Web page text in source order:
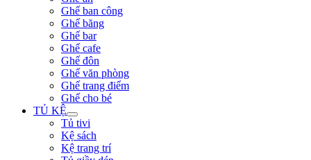
Ghế ban công
Ghế băng
Ghế bar
Ghế cafe
Ghế đôn
Ghế văn phòng
Ghế trang điểm
Ghế cho bé
TỦ KỆ
Tủ tivi
Kệ sách
Kệ trang trí